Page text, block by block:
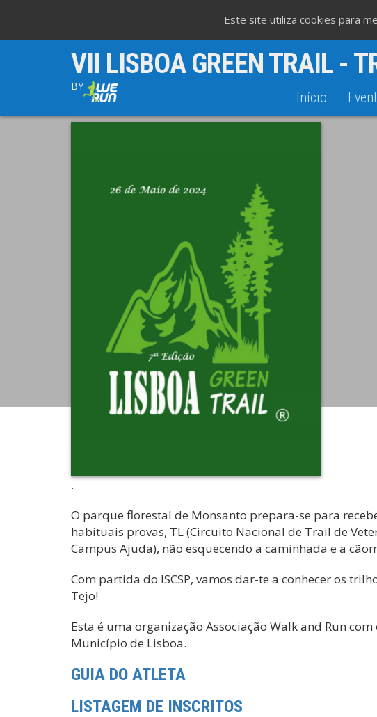
VII LISBOA GREEN TRAIL -
BY
Início
.
O parque florestal de Monsanto prepara-se para
habituais provas, TL (Circuito Nacional de Trail de
Campus Ajuda), não esquecendo a caminhada e a
Com partida do ISCSP, vamos dar-te a conhecer os
Tejo!
Esta é uma organização Associação Walk and Run
Município de Lisboa.
GUIA DO ATLETA
LISTAGEM DE INSCRITOS
Este site utiliza cookies para